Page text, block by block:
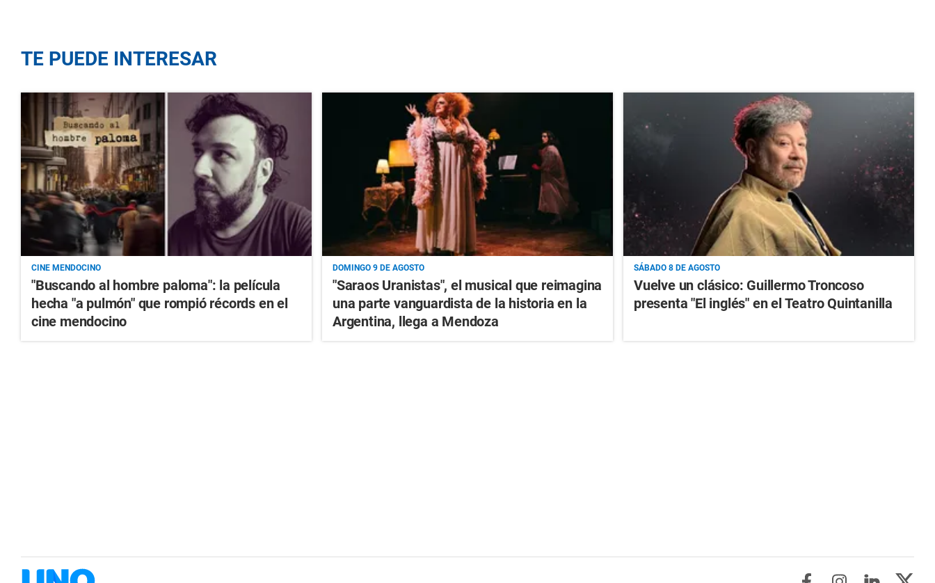
TE PUEDE INTERESAR
CINE MENDOCINO
"Buscando al hombre paloma": la película
hecha "a pulmón" que rompió récords en el
cine mendocino
DOMINGO 9 DE AGOSTO
"Saraos Uranistas", el musical que reimagina
una parte vanguardista de la historia en la
Argentina, llega a Mendoza
SÁBADO 8 DE AGOSTO
Vuelve un clásico: Guillermo Troncoso
presenta "El inglés" en el Teatro Quintanilla